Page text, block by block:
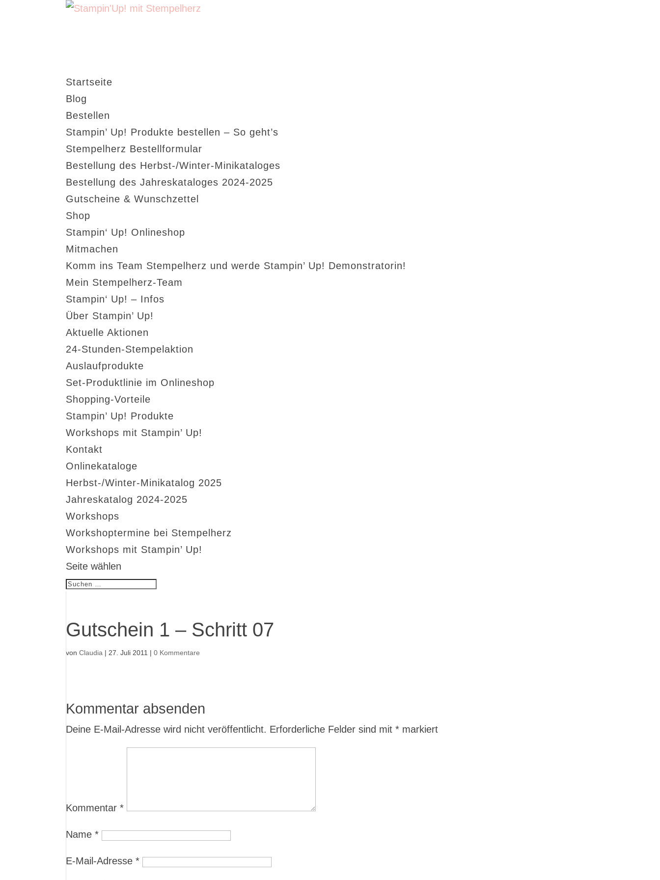
Startseite
Blog
Bestellen
Stampin’ Up! Produkte bestellen – So geht’s
Stempelherz Bestellformular
Bestellung des Herbst-/Winter-Minikataloges
Bestellung des Jahreskataloges 2024-2025
Gutscheine & Wunschzettel
Shop
Stampin‘ Up! Onlineshop
Mitmachen
Komm ins Team Stempelherz und werde Stampin’ Up! Demonstratorin!
Mein Stempelherz-Team
Stampin‘ Up! – Infos
Über Stampin’ Up!
Aktuelle Aktionen
24-Stunden-Stempelaktion
Auslaufprodukte
Set-Produktlinie im Onlineshop
Shopping-Vorteile
Stampin’ Up! Produkte
Workshops mit Stampin’ Up!
Kontakt
Onlinekataloge
Herbst-/Winter-Minikatalog 2025
Jahreskatalog 2024-2025
Workshops
Workshoptermine bei Stempelherz
Workshops mit Stampin’ Up!
Seite wählen
Gutschein 1 – Schritt 07
vonClaudia | 27. Juli 2011 |0 Kommentare
Kommentar absenden
Deine E-Mail-Adresse wird nicht veröffentlicht. Erforderliche Felder sind mit* markiert
Kommentar*
Name*
E-Mail-Adresse*